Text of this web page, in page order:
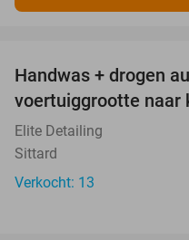
Handwas + drogen
voertuiggrootte naar
Elite Detailing
Sittard
Verkocht: 13